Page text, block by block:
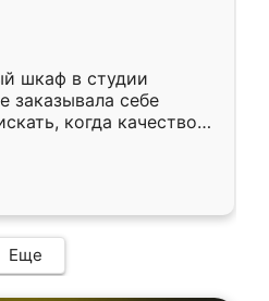
шкаф в студии
заказывала себе
когда качеством
кухня уже почти
нет.
Еще